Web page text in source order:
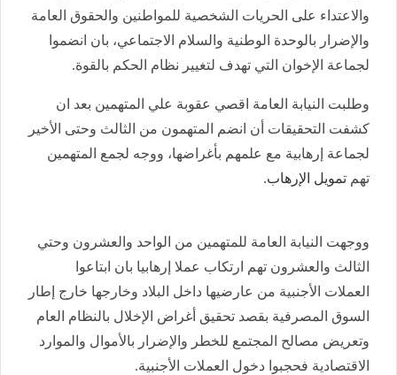
والاعتداء على الحريات الشخصية للمواطنين والحقوق العامة
والإضرار بالوحدة الوطنية والسلام الاجتماعي، بان انضموا
لجماعة الإخوان التي تهدف لتغيير نظام الحكم بالقوة.
وطلبت النيابة العامة اقصي عقوبة علي المتهمين بعد ان
كشفت التحقيقات أن انضم المتهمون من الثالث وحتى الأخير
لجماعة إرهابية مع علمهم بأغراضها، ووجه لجمع المتهمين
تهم تمويل الإرهاب.
ووجهت النيابة العامة للمتهمين من الواحد والعشرون وحتي
الثالث والعشرون تهم ارتكاب عملا إرهابيا بان ابتاعوا
العملات الأجنبية من عارضيها داخل البلاد وخارجها خارج إطار
السوق المصرفية بقصد تحقيق أغراض الإخلال بالنظام العام
وتعريض مصالح المجتمع للخطر والإضرار بالأموال والموارد
الاقتصادية فحجبوا دخول العملات الأجنبية.